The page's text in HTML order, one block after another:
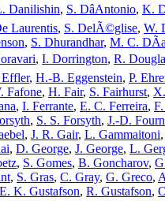
Danilishin, S. DâAntonio, K.
Laurentis, S. DelÃ©glise, W.
, S. Dhurandhar, M. C.
, I. Dorrington, R.
, H.-B. Eggenstein, P.
Fafone, H. Fair, S. Fairhurst,
, I. Ferrante, E. C. Ferreira,
, S. S. Forsyth, J.-D.
, J. R. Gair, L. Gammaitoni,
, D. George, J. George, L.
, S. Gomes, B. Goncharov,
, S. Gras, C. Gray, G. Greco,
E. K. Gustafson, R. Gustafson,